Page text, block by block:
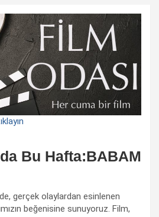
Bu Hafta:BABAM
gerçek olaylardan esinlenen
beğenisine sunuyoruz. Film,